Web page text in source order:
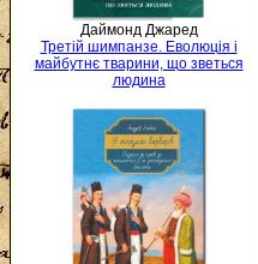
Даймонд Джаред
Третій шимпанзе. Еволюція і
майбутнє тварини, що зветься
людина